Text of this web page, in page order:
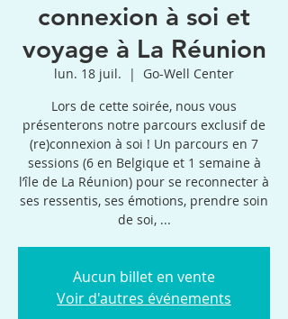
connexion à soi et
voyage à La Réunion
lun. 18 juil.
  |
Go-Well Center
Lors de cette soirée, nous vous
présenterons notre parcours exclusif de
(re)connexion à soi ! Un parcours en 7
sessions (6 en Belgique et 1 semaine à
l’île de La Réunion) pour se reconnecter à
ses ressentis, ses émotions, prendre soin
de soi, ...
Aucun billet en vente
Voir d'autres événements